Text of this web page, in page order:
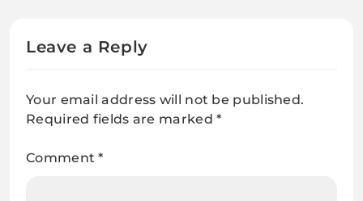
Leave a Reply
Your email address will not be published.
Required fields are marked*
Comment*